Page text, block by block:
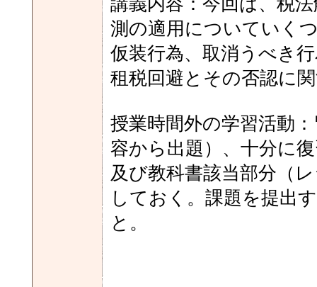
測の適用についていく
仮装行為、取消うべき
租税回避とその否認に
授業時間外の学習活動
容から出題）、十分に
及び教科書該当部分（
しておく。課題を提出
と。